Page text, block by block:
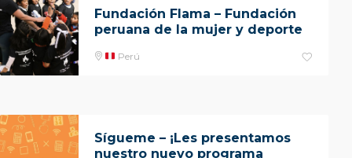
Fundación Flama – Fundación
peruana de la mujer y deporte
Perú
Sígueme – ¡Les presentamos
nuestro nuevo programa